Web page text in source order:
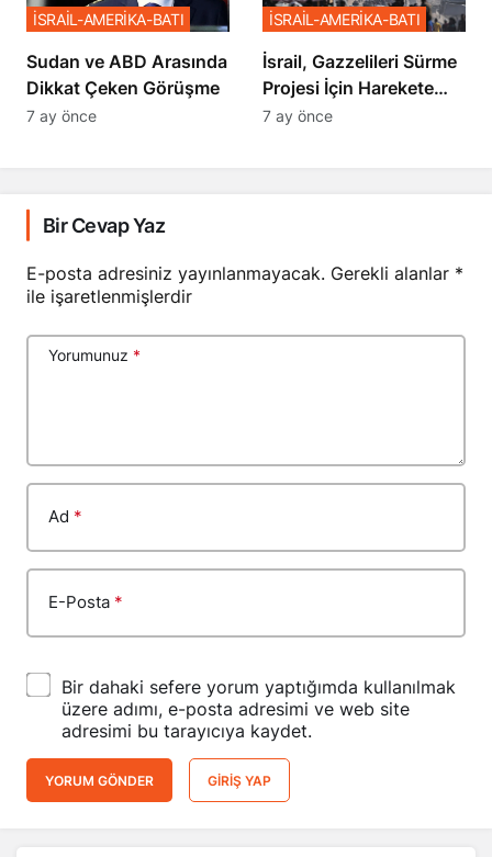
Sudan ve ABD Arasında
Dikkat Çeken Görüşme
İSRAİL-AMERİKA-BATI
7 ay önce
İsrail, Gazzelileri Sürme
Projesi İçin Harekete
Geçti
İSRAİL-AMERİKA-BATI
7 ay önce
Bir Cevap Yaz
E-posta adresiniz yayınlanmayacak. Gerekli alanlar *
ile işaretlenmişlerdir
Yorumunuz *
Ad *
E-Posta *
Bir dahaki sefere yorum yaptığımda kullanılmak
üzere adımı, e-posta adresimi ve web site
adresimi bu tarayıcıya kaydet.
YORUM GÖNDER GIRIŞ YAP